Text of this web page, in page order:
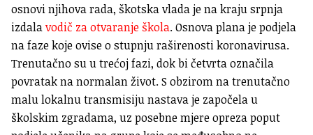
osnovi njihova rada, škotska vlada je na kraju srpnja
izdalavodič za otvaranje škola. Osnova plana je podjela
na faze koje ovise o stupnju raširenosti koronavirusa.
Trenutačno su u trećoj fazi, dok bi četvrta označila
povratak na normalan život. S obzirom na trenutačno
malu lokalnu transmisiju nastava je započela u
školskim zgradama, uz posebne mjere opreza poput